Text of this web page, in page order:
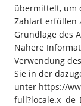
übermittelt, um
Zahlart erfüllen
Grundlage des
Nähere
Verwendung
Sie in der
unter https://